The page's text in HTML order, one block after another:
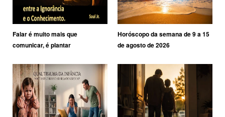
Falar é muito mais que
comunicar, é plantar
Horóscopo da semana de 9 a 15
de agosto de 2026